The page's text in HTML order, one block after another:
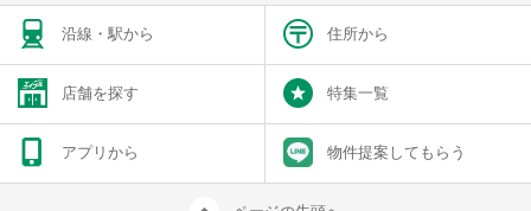
沿線・駅から 住所から
店舗を探す 特集一覧
アプリから 物件提案してもらう